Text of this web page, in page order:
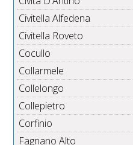
Civitella Alfedena
Civitella Roveto
Cocullo
Collarmele
Collelongo
Collepietro
Corfinio
Fagnano Alto